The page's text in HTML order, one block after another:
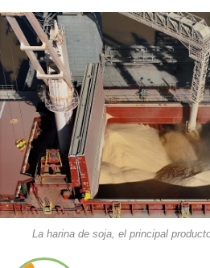
La harina de soja, el principal